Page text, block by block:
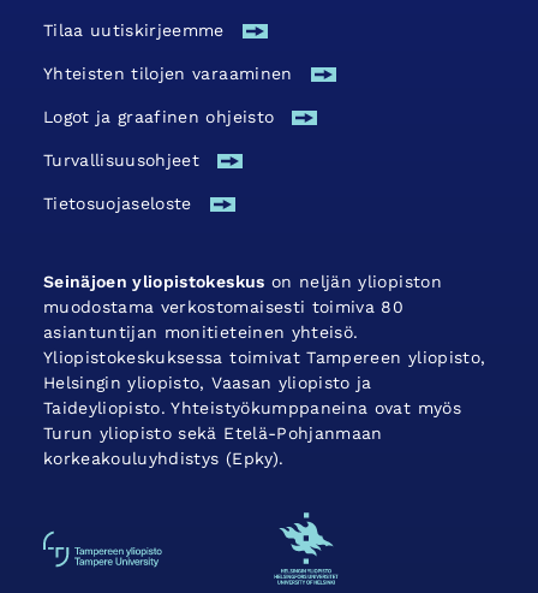
Tilaa uutiskirjeemme
Yhteisten tilojen varaaminen
Logot ja graafinen ohjeisto
Turvallisuus­ohjeet
Tietosuojaseloste
Seinäjoen yliopistokeskus on neljän yliopiston
muodostama verkostomaisesti toimiva 80
asiantuntijan monitieteinen yhteisö.
Yliopistokeskuksessa toimivat Tampereen yliopisto,
Helsingin yliopisto, Vaasan yliopisto ja
Taideyliopisto. Yhteistyökumppaneina ovat myös
Turun yliopisto sekä Etelä-Pohjanmaan
korkeakouluyhdistys (Epky).